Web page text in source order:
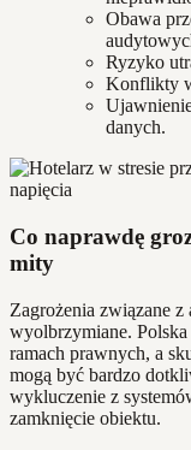
Obawa
Ryzyko
Konflikty
danych.
Co naprawdę
mity
Zagrożenia związane z
wyolbrzymiane. Polska
ramach prawnych, a
mogą być bardzo
wykluczenie z
zamknięcie obiektu.